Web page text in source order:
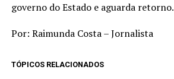
governo do Estado e aguarda retorno.
Por: Raimunda Costa – Jornalista
TÓPICOS RELACIONADOS